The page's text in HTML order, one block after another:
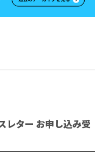
レター お申し込み受